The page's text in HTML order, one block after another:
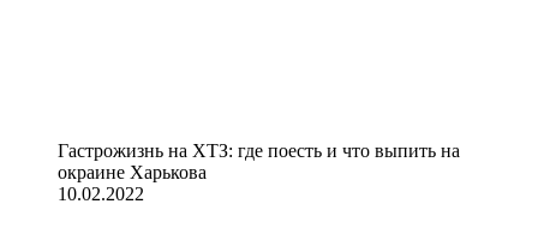
Гастрожизнь на ХТЗ: где поесть и что выпить на
окраине Харькова
10.02.2022